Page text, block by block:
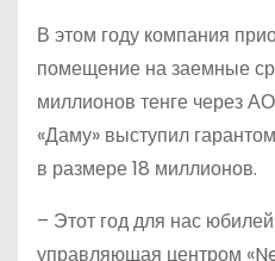
В этом году компания
помещение на заемные
миллионов тенге через
«Даму» выступил
в размере 18 миллионов.
– Этот год для нас
управляющая центром